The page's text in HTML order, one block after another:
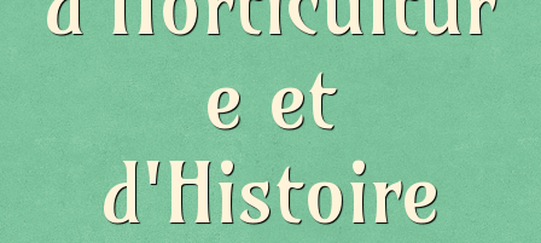
e et
d'Histoire